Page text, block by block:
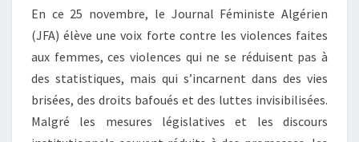
25
NOVEMBRE
2024
En ce 25 novembre, le Journal Féministe Algérien
(JFA) élève une voix forte contre les violences faites
aux femmes, ces violences qui ne se réduisent pas à
des statistiques, mais qui s’incarnent dans des vies
brisées, des droits bafoués et des luttes invisibilisées.
Malgré les mesures législatives et les discours